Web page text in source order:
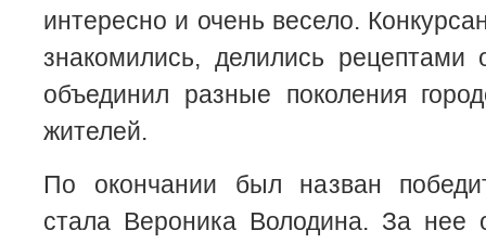
интересно и очень весело.
знакомились, делились рецептами
объединил разные поколения
жителей.
По окончании был назван
стала Вероника Володина. За нее